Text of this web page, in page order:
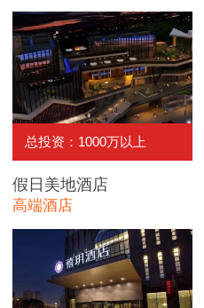
总投资：1000万以上
假日美地酒店
高端酒店